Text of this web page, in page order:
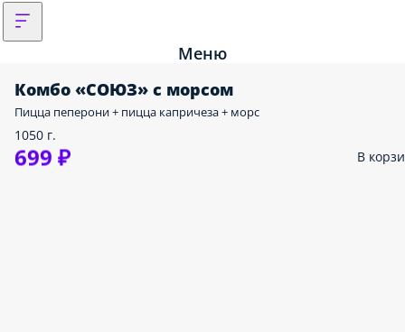
Меню
Комбо «СОЮЗ» с морсом
Пицца пеперони + пицца капричеза + морс
1050 г.
699 ₽ В